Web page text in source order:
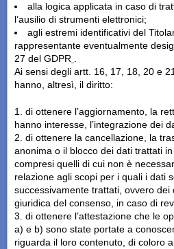
alla logica applicata in caso di
l’ausilio di strumenti elettronici;
agli estremi identificativi del
rappresentante eventualmente
27 del GDPR .
Ai sensi degli artt. 16, 17, 18, 20 e
hanno, altresì, il diritto:
di ottenere l’aggiornamento, la
hanno interesse, l’integrazione dei
di ottenere la cancellazione, la
anonima o il blocco dei dati trattati
compresi quelli di cui non è
relazione agli scopi per i quali i dati
successivamente trattati, ovvero dei
giuridica del consenso, in caso di
di ottenere l’attestazione che le
a) e b) sono state portate a
riguarda il loro contenuto, di coloro